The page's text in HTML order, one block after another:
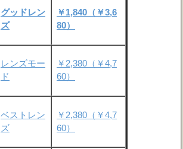
グッドレン
ズ
￥1,840（￥3,6
80）
レンズモー
ド
￥2,380（￥4,7
60）
ベストレン
ズ
￥2,380（￥4,7
60）